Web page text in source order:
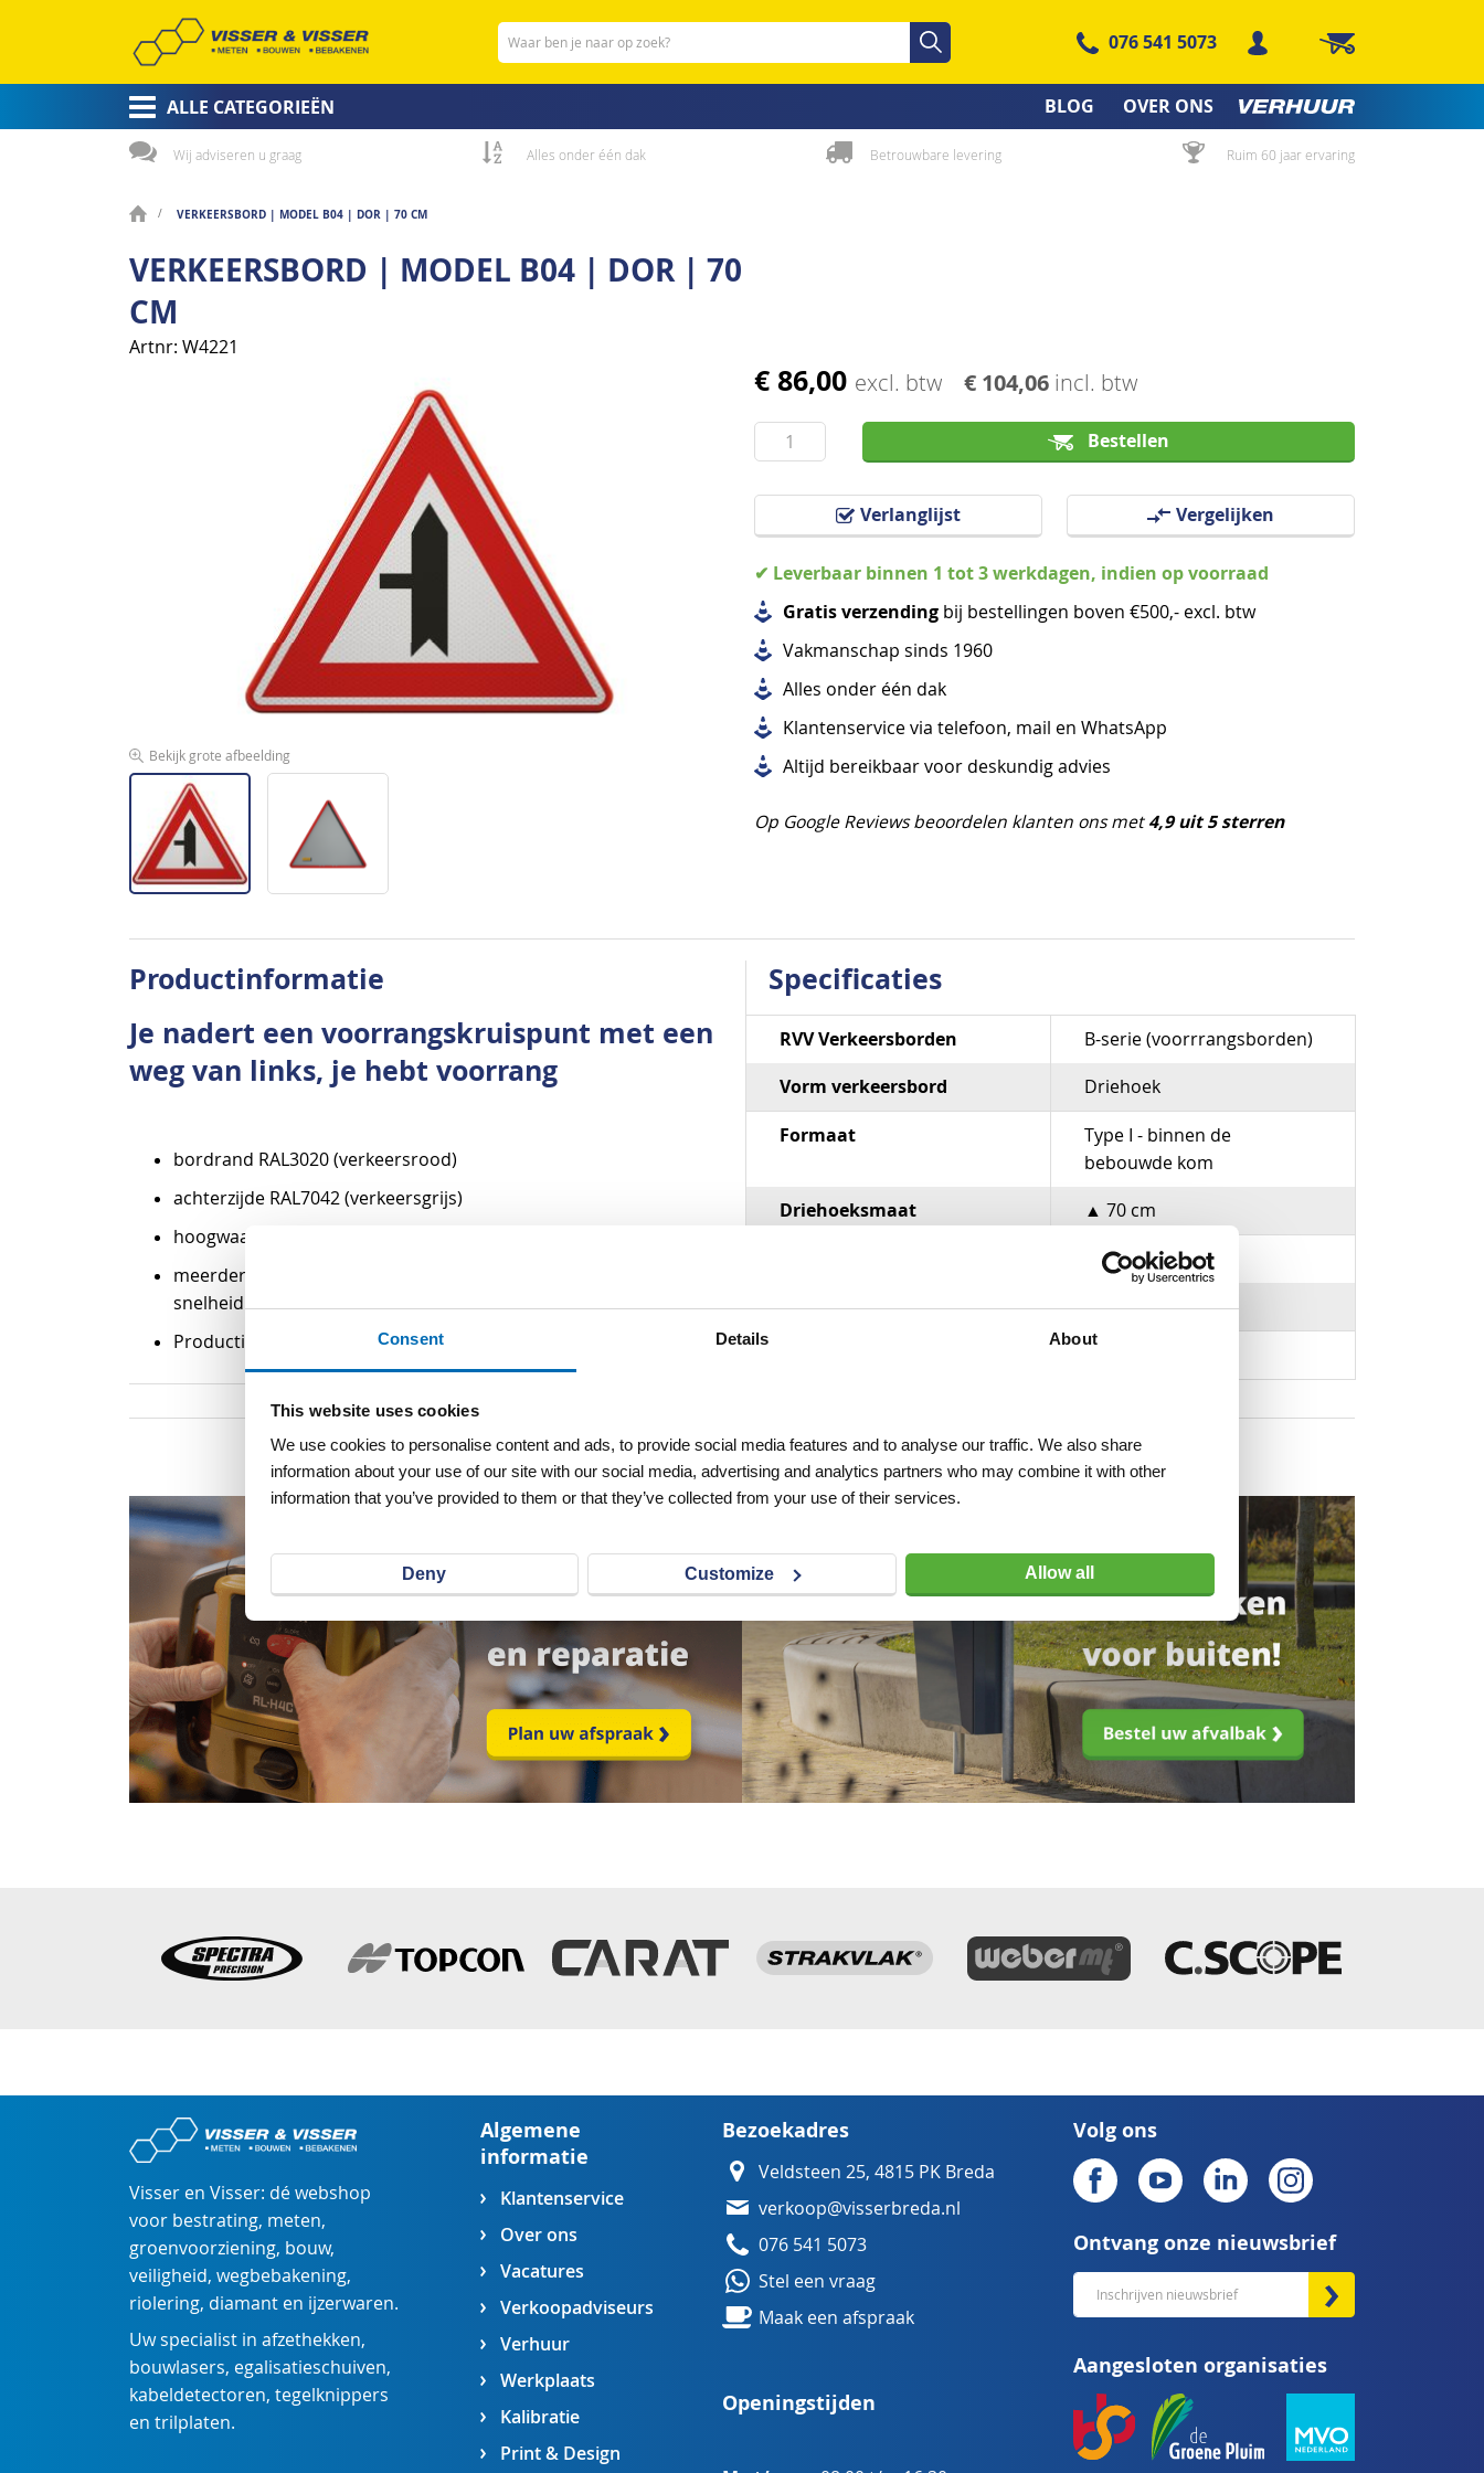
Consent Details About
This website uses cookies
We use cookies to personalise content and ads, to provide social media features and to analyse our traffic. We also share
information about your use of our site with our social media, advertising and analytics partners who may combine it with other
information that you’ve provided to them or that they’ve collected from your use of their services.
Deny Customize Allow all
Zoeken Zoeken
076 541 5073 Winkelwagen
ALLE CATEGORIEËN BLOG OVER ONS
Wij adviseren u graag Alles onder één dak Betrouwbare levering Ruim 60 jaar ervaring
VERKEERSBORD | MODEL B04 | DOR | 70 CM
VERKEERSBORD | MODEL B04 | DOR | 70
CM
Artnr W4221
€ 86,00 excl. btw € 104,06 incl. btw
Bestellen
Verlanglijst Vergelijken
✔ Leverbaar binnen 1 tot 3 werkdagen, indien op voorraad
Gratis verzending bij bestellingen boven €500,- excl. btw
Vakmanschap sinds 1960
Alles onder één dak
Klantenservice via telefoon, mail en WhatsApp
Altijd bereikbaar voor deskundig advies
Op Google Reviews beoordelen klanten ons met4,9 uit 5 sterren
Bekijk grote afbeelding
het
van
de
afbeeldingen-
Productinformatie
Je nadert een voorrangskruispunt met een
weg van links, je hebt voorrang
bordrand RAL3020 (verkeersrood)
achterzijde RAL7042 (verkeersgrijs)
hoogwaardig (retro-)reflecterend klasse 3
meerdere afmetingen mogelijk, afhankelijk van de gereden
snelheid.
Productieproces conform CE-Norm en NEN-EN 12899-1:2007
Specificaties
Specificaties
RVV Verkeersborden B-serie (voorrrangsborden)
Vorm verkeersbord Driehoek
Formaat
Type I - binnen de
bebouwde kom
Driehoeksmaat ▲ 70 cm
Aluminium
Reflectieklasse R3 (klasse 3)
Visser en Visser: dé webshop
voor bestrating, meten,
groenvoorziening, bouw,
veiligheid, wegbebakening,
riolering, diamant en ijzerwaren.
Uw specialist in afzethekken,
bouwlasers, egalisatieschuiven,
kabeldetectoren, tegelknippers
en trilplaten.
Algemene
informatie
Klantenservice
Over ons
Vacatures
Verkoopadviseurs
Verhuur
Werkplaats
Kalibratie
Print & Design
Bezoekadres
Veldsteen 25, 4815 PK Breda
verkoop@visserbreda.nl
076 541 5073
Stel een vraag
Maak een afspraak
Openingstijden
Volg ons
Ontvang onze nieuwsbrief
Abonneer
u
onze
nieuwsbrief
Aangesloten organisaties